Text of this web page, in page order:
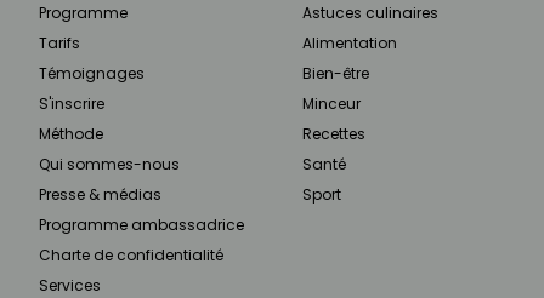
Programme
Tarifs
Témoignages
S'inscrire
Méthode
Qui sommes-nous
Presse & médias
Programme ambassadrice
Charte de confidentialité
Services
Astuces culinaires
Alimentation
Bien-être
Minceur
Recettes
Santé
Sport